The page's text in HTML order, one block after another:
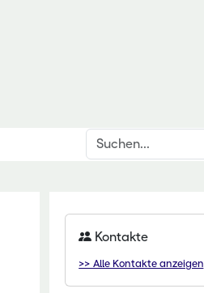
& Düngung
den ländlichen Raum
Kirchhain
Rauischholzhausen
Suchen
Kontakte
>> Alle Kontakte anzeigen